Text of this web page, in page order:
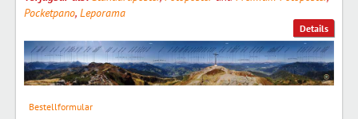
Details
Pocketpano, Leporama
Bestellformular